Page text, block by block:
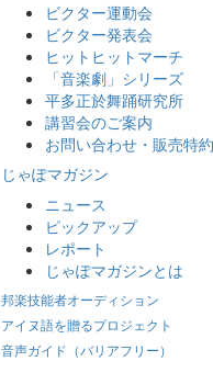
ビクター運動会
ビクター発表会
ヒットヒットマーチ
「音楽劇」シリーズ
平多正於舞踊研究所
講習会のご案内
お問い合わせ・販売特
じゃぽマガジン
ニュース
ピックアップ
レポート
じゃぽマガジンとは
邦楽技能者オーディション
アイヌ語を贈るプロジェクト
音声ガイド（バリアフリー）